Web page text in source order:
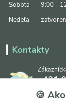
Sobota
9:00 -
Nedeľa
Kontakty
+421
(Po-Pia,
🍪